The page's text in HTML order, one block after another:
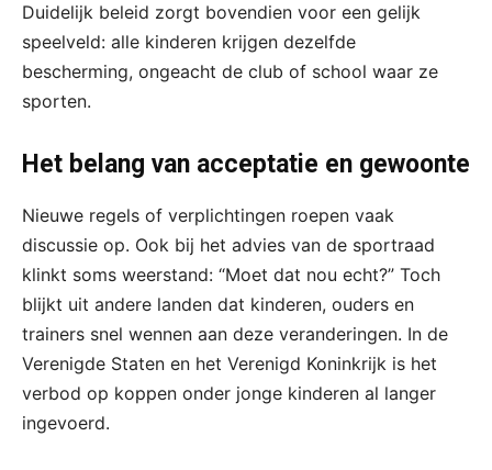
Duidelijk beleid zorgt bovendien voor een gelijk
speelveld: alle kinderen krijgen dezelfde
bescherming, ongeacht de club of school waar ze
sporten.
Het belang van acceptatie en gewoonte
Nieuwe regels of verplichtingen roepen vaak
discussie op. Ook bij het advies van de sportraad
klinkt soms weerstand: “Moet dat nou echt?” Toch
blijkt uit andere landen dat kinderen, ouders en
trainers snel wennen aan deze veranderingen. In de
Verenigde Staten en het Verenigd Koninkrijk is het
verbod op koppen onder jonge kinderen al langer
ingevoerd.